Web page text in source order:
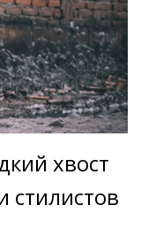
хвост
стилистов